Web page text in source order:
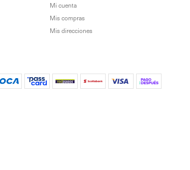
Mi cuenta
Mis compras
Mis direcciones